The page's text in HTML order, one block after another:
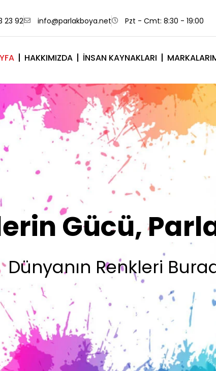
23 92 info@parlakboya.net Pzt - Cmt: 8:30 - 19:00
HAKKIMIZDA İNSAN KAYNAKLARI
Sizin
Olsun